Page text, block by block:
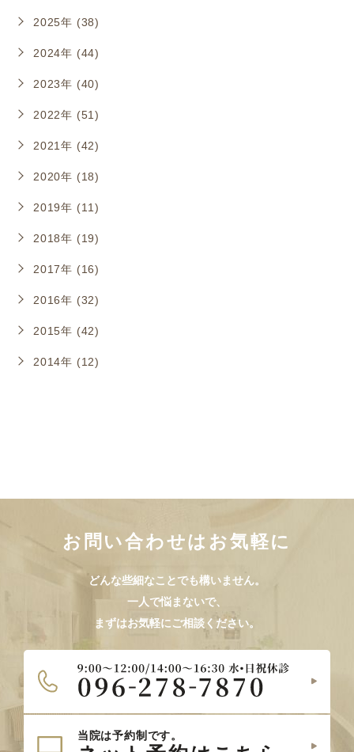
2025年 (38)
2024年 (44)
2023年 (40)
2022年 (51)
2021年 (42)
2020年 (18)
2019年 (11)
2018年 (19)
2017年 (16)
2016年 (32)
2015年 (42)
2014年 (12)
お問い合わせはお気軽に
どんな些細なことでも構いません。
一人で悩まないで、
まずはお気軽にご相談ください。